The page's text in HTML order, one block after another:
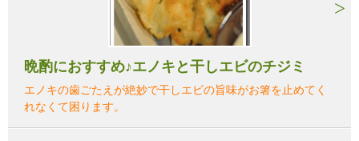
晩酌におすすめ♪エノキと干しエビのチジミ
エノキの歯ごたえが絶妙で干しエビの旨味がお箸を止めてく
れなくて困ります。